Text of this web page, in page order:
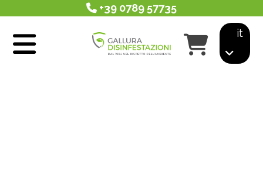
+39 0789 57735
it